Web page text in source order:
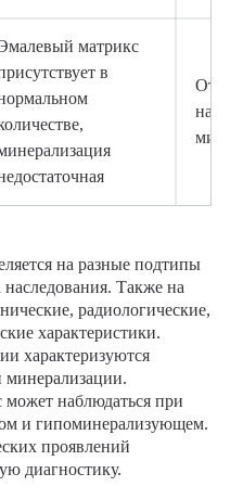
матрикс
в
на разные подтипы
Также на
радиологические,
характеристики.
характеризуются
минерализации.
наблюдаться при
и гипоминерализующем.
проявлений
диагностику.